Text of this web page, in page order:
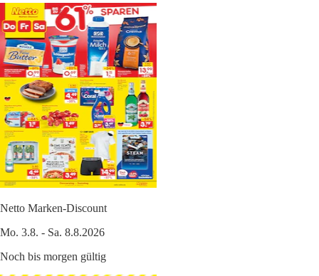
Netto Marken-Discount
Mo. 3.8. - Sa. 8.8.2026
Noch bis morgen gültig